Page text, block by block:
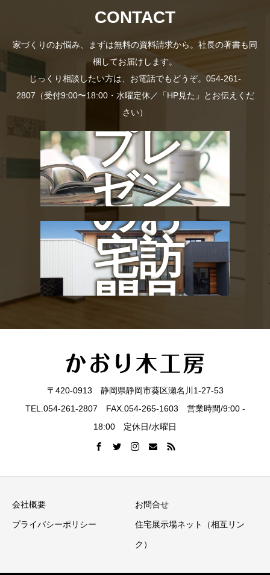
CONTACT
家づくりのお悩み、まずは無料の資料請求から。社長の著書も同
梱してお届けします。
じっくり相談したい方は、お電話でもどうぞ。054-261-
2807（受付9:00〜18:00・水曜定休／「HP見た」とお伝えくだ
さい）
資料
プレ
ゼン
ト
社長
のお
宅訪
問見
学会
〒420-0913 静岡県静岡市葵区瀬名川1-27-53
TEL.054-261-2807 FAX.054-265-1603 営業時間/9:00 -
18:00 定休日/水曜日
会社概要 お問合せ
プライバシーポリシー 住宅展示場ネット（相互リン
ク）